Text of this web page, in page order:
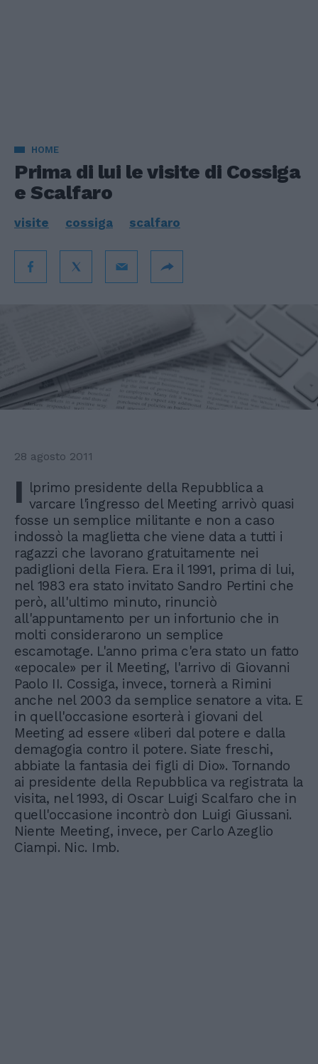
HOME
Prima di lui le visite di Cossiga
e Scalfaro
visite cossiga scalfaro
28 agosto 2011
I lprimo presidente della Repubblica a
varcare l'ingresso del Meeting arrivò quasi
fosse un semplice militante e non a caso
indossò la maglietta che viene data a tutti i
ragazzi che lavorano gratuitamente nei
padiglioni della Fiera. Era il 1991, prima di lui,
nel 1983 era stato invitato Sandro Pertini che
però, all'ultimo minuto, rinunciò
all'appuntamento per un infortunio che in
molti considerarono un semplice
escamotage. L'anno prima c'era stato un fatto
«epocale» per il Meeting, l'arrivo di Giovanni
Paolo II. Cossiga, invece, tornerà a Rimini
anche nel 2003 da semplice senatore a vita. E
in quell'occasione esorterà i giovani del
Meeting ad essere «liberi dal potere e dalla
demagogia contro il potere. Siate freschi,
abbiate la fantasia dei figli di Dio». Tornando
ai presidente della Repubblica va registrata la
visita, nel 1993, di Oscar Luigi Scalfaro che in
quell'occasione incontrò don Luigi Giussani.
Niente Meeting, invece, per Carlo Azeglio
Ciampi. Nic. Imb.